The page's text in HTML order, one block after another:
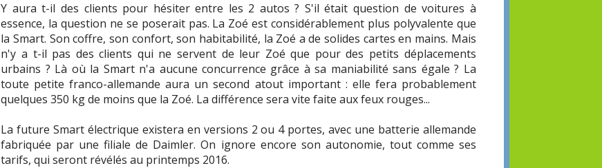
Y aura t-il des clients pour hésiter entre les 2 autos ? S'il était question de voitures à
essence, la question ne se poserait pas. La Zoé est considérablement plus polyvalente que
la Smart. Son coffre, son confort, son habitabilité, la Zoé a de solides cartes en mains. Mais
n'y a t-il pas des clients qui ne servent de leur Zoé que pour des petits déplacements
urbains ? Là où la Smart n'a aucune concurrence grâce à sa maniabilité sans égale ? La
toute petite franco-allemande aura un second atout important : elle fera probablement
quelques 350 kg de moins que la Zoé. La différence sera vite faite aux feux rouges...
La future Smart électrique existera en versions 2 ou 4 portes, avec une batterie allemande
fabriquée par une filiale de Daimler. On ignore encore son autonomie, tout comme ses
tarifs, qui seront révélés au printemps 2016.